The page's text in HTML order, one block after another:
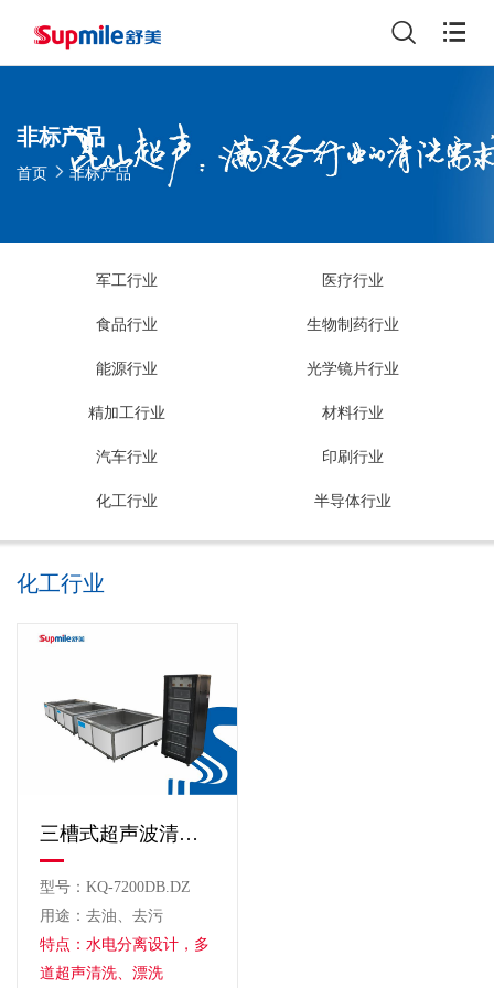
非标产品
首页 非标产品
军工行业 医疗行业
食品行业 生物制药行业
能源行业 光学镜片行业
精加工行业 材料行业
汽车行业 印刷行业
化工行业 半导体行业
化工行业
三槽式超声波清洗机
型号：KQ-7200DB.DZ
用途：去油、去污
特点：水电分离设计，多
道超声清洗、漂洗